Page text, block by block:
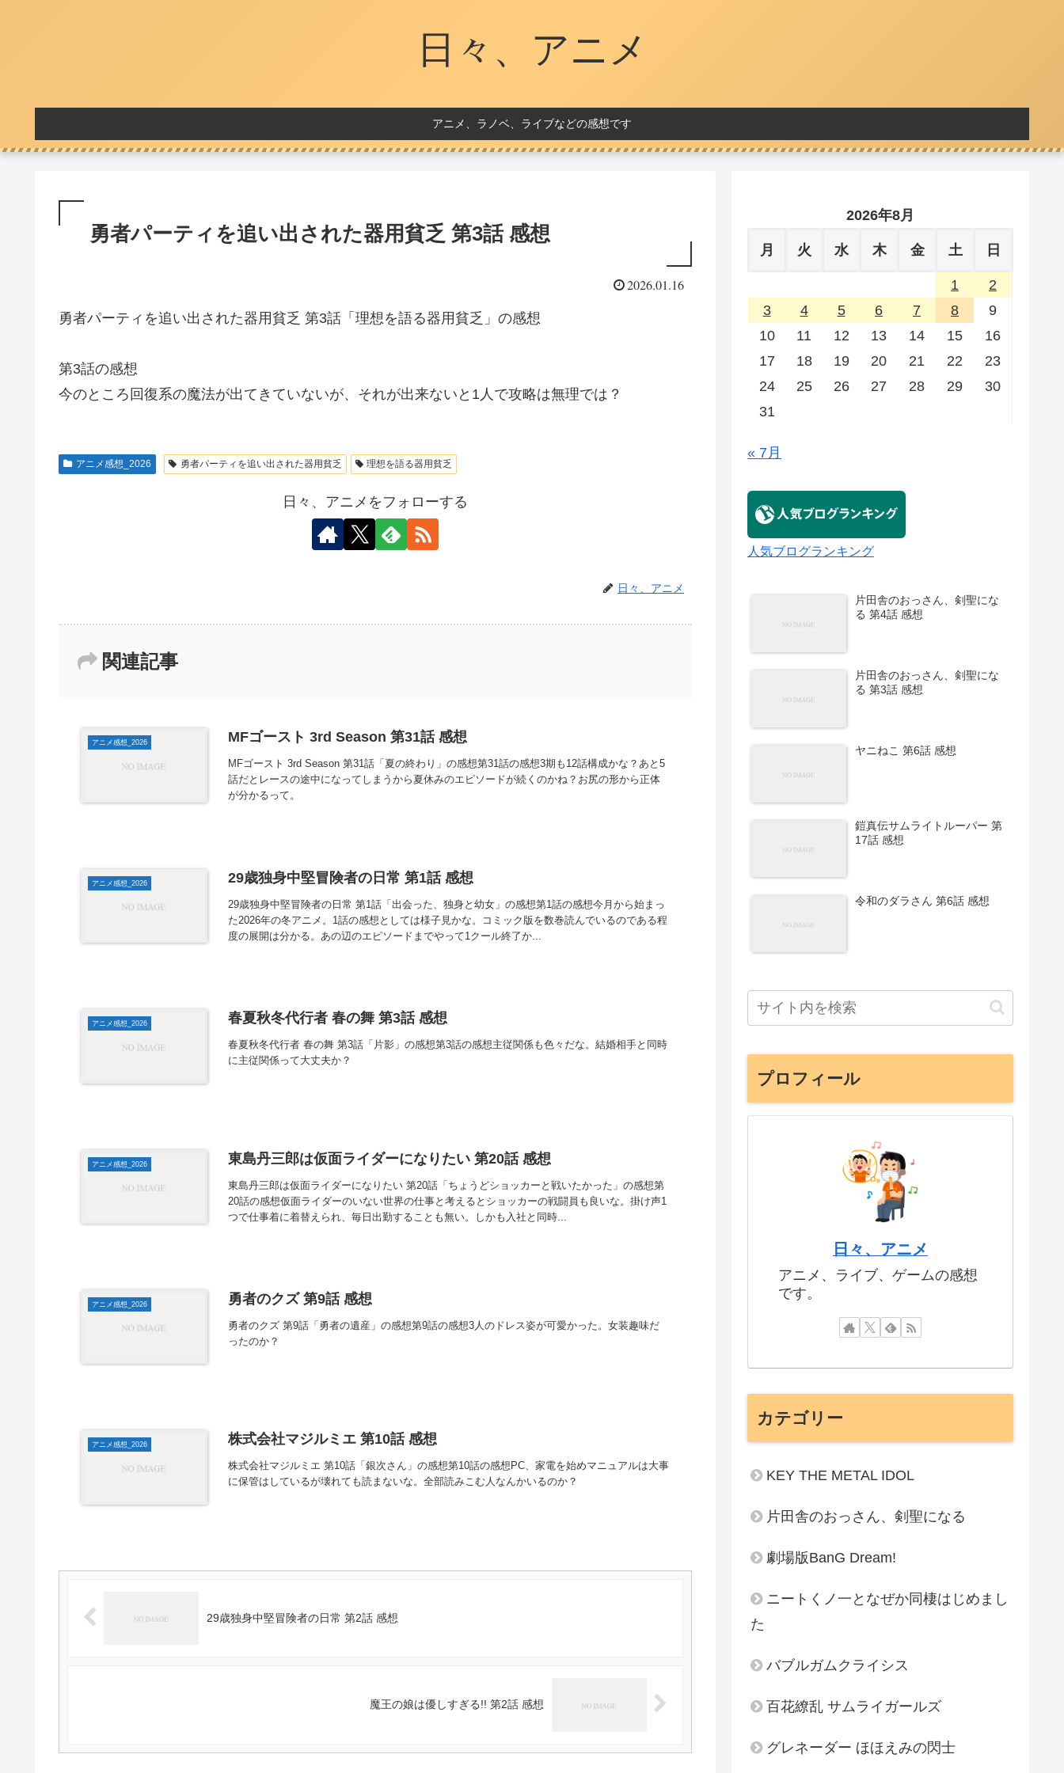
日々、アニメ
アニメ、ラノベ、ライブなどの感想です
勇者パーティを追い出された器用貧乏 第3話 感想
2026.01.16
勇者パーティを追い出された器用貧乏 第3話「理想を語る器用貧乏」の感想
第3話の感想
今のところ回復系の魔法が出てきていないが、それが出来ないと1人で攻略は無理では？
アニメ感想_2026 勇者パーティを追い出された器用貧乏 理想を語る器用貧乏
日々、アニメをフォローする
日々、アニメ
関連記事
アニメ感想_2026 MFゴースト 3rd Season 第31話 感想
MFゴースト 3rd Season 第31話「夏の終わり」の感想第31話の感想3期も12話構成かな？あと5
話だとレースの途中になってしまうから夏休みのエピソードが続くのかね？お尻の形から正体
が分かるって。
アニメ感想_2026 29歳独身中堅冒険者の日常 第1話 感想
29歳独身中堅冒険者の日常 第1話「出会った、独身と幼女」の感想第1話の感想今月から始まっ
た2026年の冬アニメ。1話の感想としては様子見かな。コミック版を数巻読んでいるのである程
度の展開は分かる。あの辺のエピソードまでやって1クール終了か...
アニメ感想_2026 春夏秋冬代行者 春の舞 第3話 感想
春夏秋冬代行者 春の舞 第3話「片影」の感想第3話の感想主従関係も色々だな。結婚相手と同時
に主従関係って大丈夫か？
アニメ感想_2026 東島丹三郎は仮面ライダーになりたい 第20話 感想
東島丹三郎は仮面ライダーになりたい 第20話「ちょうどショッカーと戦いたかった」の感想第
20話の感想仮面ライダーのいない世界の仕事と考えるとショッカーの戦闘員も良いな。掛け声1
つで仕事着に着替えられ、毎日出勤することも無い。しかも入社と同時...
アニメ感想_2026 勇者のクズ 第9話 感想
勇者のクズ 第9話「勇者の遺産」の感想第9話の感想3人のドレス姿が可愛かった。女装趣味だ
ったのか？
アニメ感想_2026 株式会社マジルミエ 第10話 感想
株式会社マジルミエ 第10話「銀次さん」の感想第10話の感想PC、家電を始めマニュアルは大事
に保管はしているが壊れても読まないな。全部読みこむ人なんかいるのか？
29歳独身中堅冒険者の日常 第2話 感想
魔王の娘は優しすぎる!! 第2話 感想
2026年8月
月 火 水 木 金 土 日
1
2
3
4 5 6 7 8
9
10
11 12 13 14 15
16
17
18 19 20 21 22
23
24
25 26 27 28 29
30
31
« 7月
人気ブログランキング
片田舎のおっさん、剣聖にな
る 第4話 感想
片田舎のおっさん、剣聖にな
る 第3話 感想
ヤニねこ 第6話 感想
鎧真伝サムライトルーパー 第
17話 感想
令和のダラさん 第6話 感想
プロフィール
日々、アニメ
アニメ、ライブ、ゲームの感想
です。
カテゴリー
KEY THE METAL IDOL
片田舎のおっさん、剣聖になる
劇場版BanG Dream!
ニートくノ一となぜか同棲はじめまし
た
バブルガムクライシス
百花繚乱 サムライガールズ
グレネーダー ほほえみの閃士